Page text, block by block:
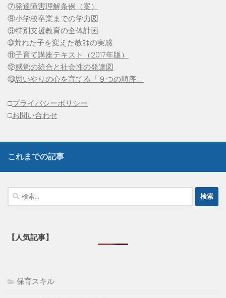
⑦発達障害理解条例（案）
⑧小学校卒業までの学力図
⑨特別支援教育の全体計画
➉荒れた子を変えた教師の実感
⑪子育て講座テキスト（2017年版）
⑫感覚の統合と社会性の発達図
⑬思いやりの心を育てる「９つの順序」
□プライバシーポリシー
□お問い合わせ
これまでの記事
検
索:
【人気記事】
保育スキル